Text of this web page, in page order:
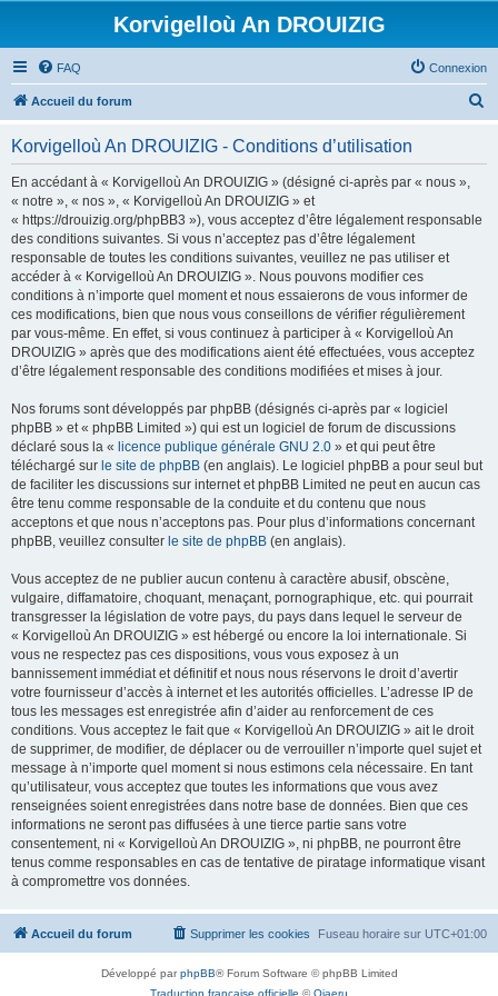
Korvigelloù An DROUIZIG
FAQ Connexion
Accueil du forum
Korvigelloù An DROUIZIG - Conditions d’utilisation
En accédant à « Korvigelloù An DROUIZIG » (désigné ci-après par « nous »,
« notre », « nos », « Korvigelloù An DROUIZIG » et
« https://drouizig.org/phpBB3 »), vous acceptez d’être légalement responsable
des conditions suivantes. Si vous n’acceptez pas d’être légalement
responsable de toutes les conditions suivantes, veuillez ne pas utiliser et
accéder à « Korvigelloù An DROUIZIG ». Nous pouvons modifier ces
conditions à n’importe quel moment et nous essaierons de vous informer de
ces modifications, bien que nous vous conseillons de vérifier régulièrement
par vous-même. En effet, si vous continuez à participer à « Korvigelloù An
DROUIZIG » après que des modifications aient été effectuées, vous acceptez
d’être légalement responsable des conditions modifiées et mises à jour.
Nos forums sont développés par phpBB (désignés ci-après par « logiciel
phpBB » et « phpBB Limited ») qui est un logiciel de forum de discussions
déclaré sous la « licence publique générale GNU 2.0 » et qui peut être
téléchargé sur le site de phpBB (en anglais). Le logiciel phpBB a pour seul but
de faciliter les discussions sur internet et phpBB Limited ne peut en aucun cas
être tenu comme responsable de la conduite et du contenu que nous
acceptons et que nous n’acceptons pas. Pour plus d’informations concernant
phpBB, veuillez consulter le site de phpBB (en anglais).
Vous acceptez de ne publier aucun contenu à caractère abusif, obscène,
vulgaire, diffamatoire, choquant, menaçant, pornographique, etc. qui pourrait
transgresser la législation de votre pays, du pays dans lequel le serveur de
« Korvigelloù An DROUIZIG » est hébergé ou encore la loi internationale. Si
vous ne respectez pas ces dispositions, vous vous exposez à un
bannissement immédiat et définitif et nous nous réservons le droit d’avertir
votre fournisseur d’accès à internet et les autorités officielles. L’adresse IP de
tous les messages est enregistrée afin d’aider au renforcement de ces
conditions. Vous acceptez le fait que « Korvigelloù An DROUIZIG » ait le droit
de supprimer, de modifier, de déplacer ou de verrouiller n’importe quel sujet et
message à n’importe quel moment si nous estimons cela nécessaire. En tant
qu’utilisateur, vous acceptez que toutes les informations que vous avez
renseignées soient enregistrées dans notre base de données. Bien que ces
informations ne seront pas diffusées à une tierce partie sans votre
consentement, ni « Korvigelloù An DROUIZIG », ni phpBB, ne pourront être
tenus comme responsables en cas de tentative de piratage informatique visant
à compromettre vos données.
Accueil du forum Fuseau horaire sur UTC+01:00
Supprimer les cookies
Développé parphpBB® Forum Software © phpBB Limited
Traduction française officielle ©Qiaeru